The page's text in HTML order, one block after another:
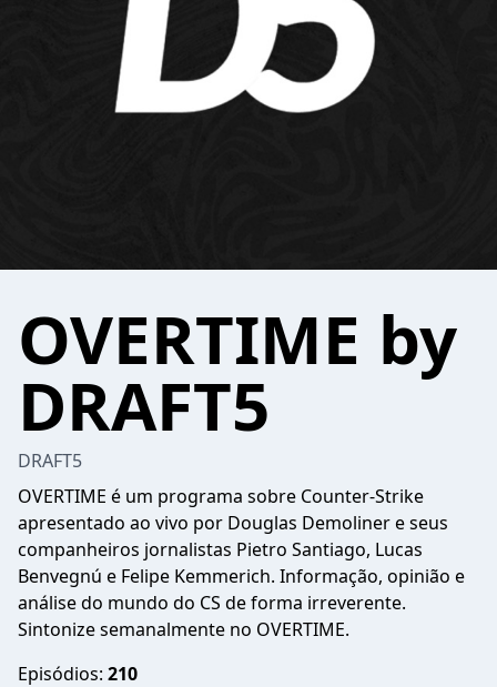
OVERTIME by
DRAFT5
DRAFT5
OVERTIME é um programa sobre Counter-Strike
apresentado ao vivo por Douglas Demoliner e seus
companheiros jornalistas Pietro Santiago, Lucas
Benvegnú e Felipe Kemmerich. Informação, opinião e
análise do mundo do CS de forma irreverente.
Sintonize semanalmente no OVERTIME.
Episódios: 210